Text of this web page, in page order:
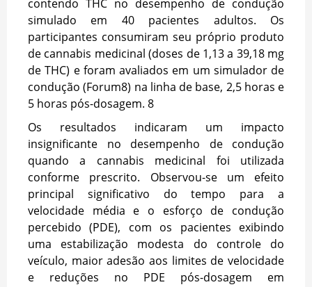
contendo THC no desempenho de condução
simulado em 40 pacientes adultos. Os
participantes consumiram seu próprio produto
de cannabis medicinal (doses de 1,13 a 39,18 mg
de THC) e foram avaliados em um simulador de
condução (Forum8) na linha de base, 2,5 horas e
5 horas pós-dosagem. 8
Os resultados indicaram um impacto
insignificante no desempenho de condução
quando a cannabis medicinal foi utilizada
conforme prescrito. Observou-se um efeito
principal significativo do tempo para a
velocidade média e o esforço de condução
percebido (PDE), com os pacientes exibindo
uma estabilização modesta do controle do
veículo, maior adesão aos limites de velocidade
e reduções no PDE pós-dosagem em